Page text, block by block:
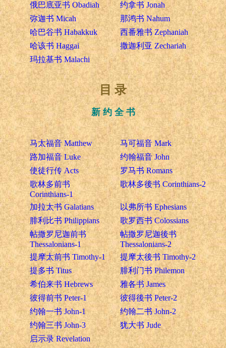
俄巴底亚书 Obadiah
约拿书 Jonah
弥迦书 Micah
那鸿书 Nahum
哈巴谷书 Habakkuk
西番雅书 Zephaniah
哈该书 Haggai
撒迦利亚 Zechariah
玛拉基书 Malachi
目 录
新 约 全 书
马太福音 Matthew
马可福音 Mark
路加福音 Luke
约翰福音 John
使徒行传 Acts
罗马书 Romans
歌林多前书
Corinthians-1
歌林多後书 Corinthians-2
加拉太书 Galatians
以弗所书 Ephesians
腓利比书 Philippians
歌罗西书 Colossians
帖撒罗尼迦前书
Thessalonians-1
帖撒罗尼迦後书
Thessalonians-2
提摩太前书 Timothy-1
提摩太後书 Timothy-2
提多书 Titus
腓利门书 Philemon
希伯来书 Hebrews
雅各书 James
彼得前书 Peter-1
彼得後书 Peter-2
约翰一书 John-1
约翰二书 John-2
约翰三书 John-3
犹大书 Jude
启示录 Revelation